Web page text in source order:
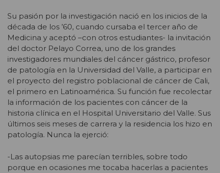
Su pasión por la investigación nació en los inicios de la
década de los ’60, cuando cursaba el tercer año de
Medicina y aceptó –con otros estudiantes- la invitación
del doctor Pelayo Correa, uno de los grandes
investigadores mundiales del cáncer gástrico, profesor
de patología en la Universidad del Valle, a participar en
el proyecto del registro poblacional de cáncer de Cali,
el primero en Latinoamérica. Su función fue recolectar
la información de los pacientes con cáncer de la
historia clínica en el Hospital Universitario del Valle. Sus
últimos seis meses de carrera y la residencia los hizo en
patología. Nunca la ejerció:
-Las autopsias me parecían terribles, sobre todo
porque en ocasiones me tocaba hacerlas a pacientes